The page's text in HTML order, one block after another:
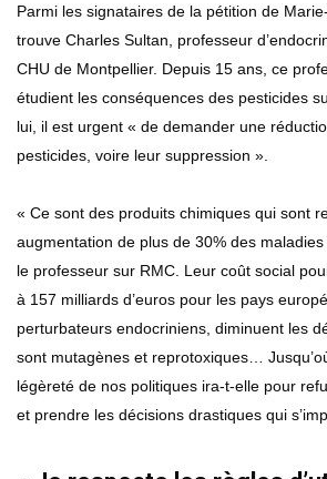
Parmi les signataires de la pétition de
trouve Charles Sultan, professeur
CHU de Montpellier. Depuis 15 ans, ce
étudient les conséquences des pesticides
lui, il est urgent « de demander une
pesticides, voire leur suppression ».
« Ce sont des produits chimiques qui sont
augmentation de plus de 30% des
le professeur sur RMC. Leur coût social
à 157 milliards d’euros pour les pays
perturbateurs endocriniens, diminuent les
sont mutagènes et reprotoxiques…
légèreté de nos politiques ira-t-elle pour
et prendre les décisions drastiques qui